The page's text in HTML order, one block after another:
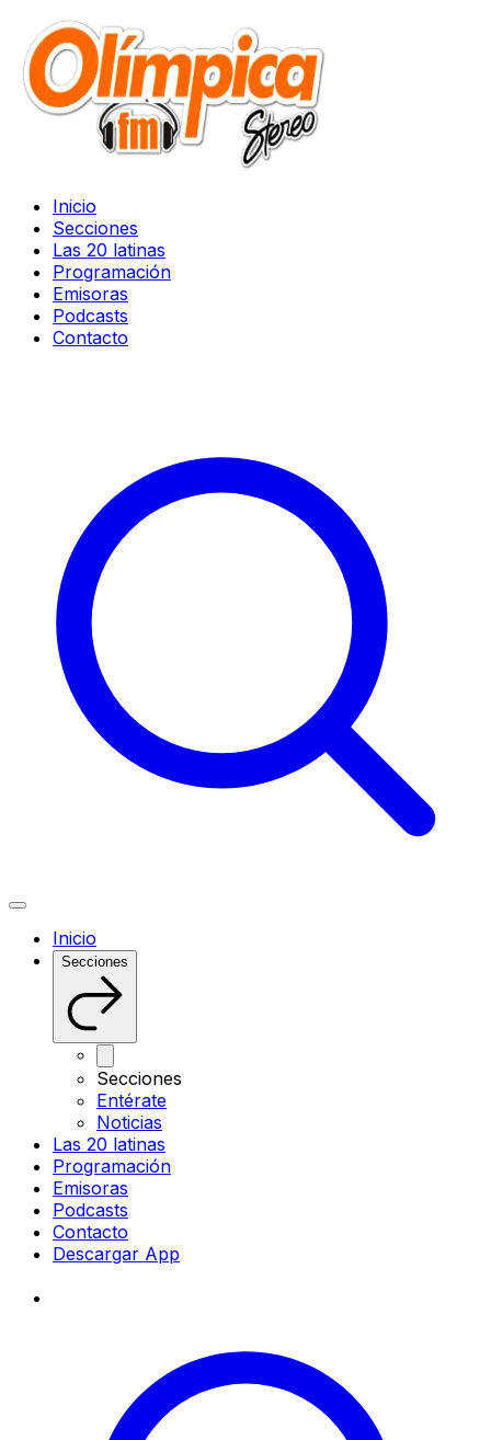
Inicio
Secciones
Las 20 latinas
Programación
Emisoras
Podcasts
Contacto
Inicio
Secciones
Secciones
Entérate
Noticias
Las 20 latinas
Programación
Emisoras
Podcasts
Contacto
Descargar App